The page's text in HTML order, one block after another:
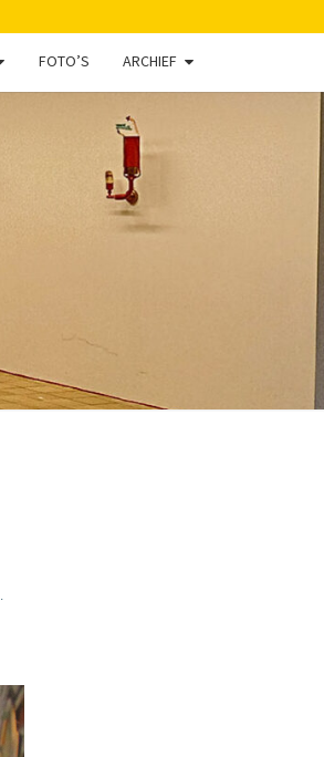
FOTO’S ARCHIEF